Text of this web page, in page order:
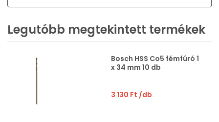
Legutóbb megtekintett termékek
Bosch HSS Co5 fémfúró 1
x 34 mm 10 db
3 130 Ft /db